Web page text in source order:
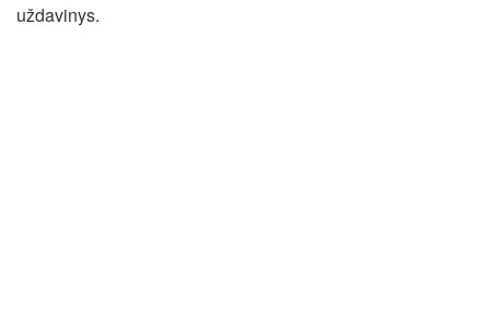
uždavinys.